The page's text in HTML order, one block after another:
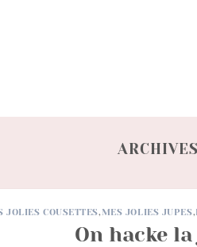
JOLIES COUSETTES,MES JOLIES JUPES,
On hacke